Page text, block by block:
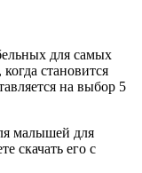
для самых
становится
на выбор 5
малышей для
скачать его с